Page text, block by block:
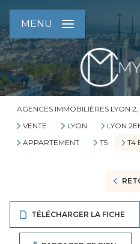
MENU
AGENCES IMMOBILIÈRES LYON
VENTE
LYON
LYON
APPARTEMENT
T5 T4
TÉLÉCHARGER LA FICHE